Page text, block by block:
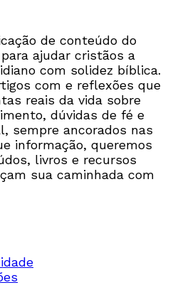
de conteúdo do
ajudar cristãos a
com solidez bíblica.
com e reflexões que
reais da vida sobre
dúvidas de fé e
sempre ancorados nas
informação, queremos
livros e recursos
sua caminhada com